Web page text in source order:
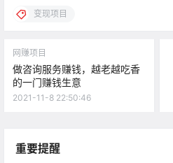
变现项目
网赚项目
做咨询服务赚钱，越老越吃香
的一门赚钱生意
2021-11-8 22:50:46
重要提醒